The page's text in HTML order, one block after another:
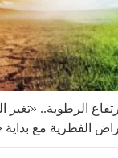
الرطوبة.. «تغير
الفطرية مع